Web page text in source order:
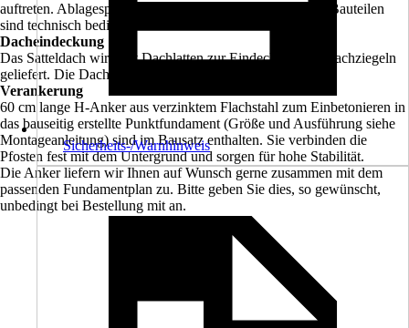
auftreten. Ablagespuren bei farblich allseitig behandelten Bauteilen
sind technisch bedingt.
Dacheindeckung
Das Satteldach wird mit Dachlatten zur Eindeckung mit Dachziegeln
geliefert. Die Dachziegel sind bauseits zu beschaffen.
Verankerung
60 cm lange H-Anker aus verzinktem Flachstahl zum Einbetonieren in
das bauseitig erstellte Punktfundament (Größe und Ausführung siehe
Montageanleitung) sind im Bausatz enthalten. Sie verbinden die
Pfosten fest mit dem Untergrund und sorgen für hohe Stabilität.
Die Anker liefern wir Ihnen auf Wunsch gerne zusammen mit dem
passenden Fundamentplan zu. Bitte geben Sie dies, so gewünscht,
unbedingt bei Bestellung mit an.
Sicherheits-/Warnhinweis